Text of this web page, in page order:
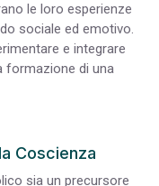
le loro esperienze
sociale ed emotivo.
e integrare
formazione di una
Coscienza
sia un precursore